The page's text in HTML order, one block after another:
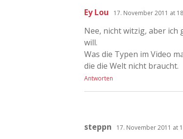
Ey Lou 17. November 2011 at
Nee, nicht witzig, aber ich
will.
Was die Typen im Video
die die Welt nicht braucht.
Antworten
steppn 17. November 2011 at